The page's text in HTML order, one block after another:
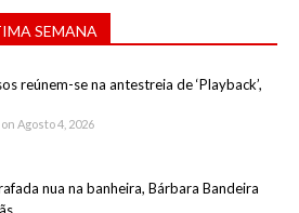
SEMANA
reúnem-se na antestreia de ‘Playback’,
Agosto 4, 2026
nua na banheira, Bárbara Bandeira